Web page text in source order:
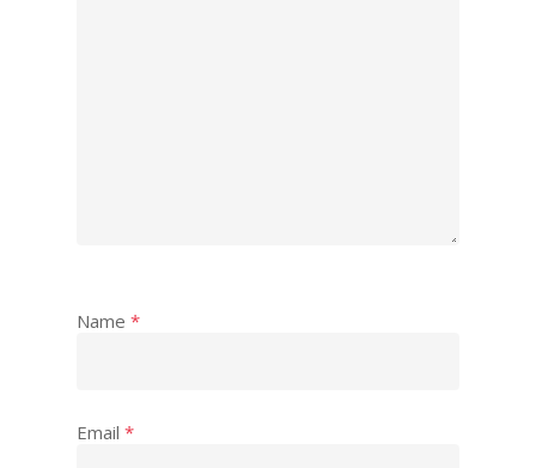
Name *
Email *